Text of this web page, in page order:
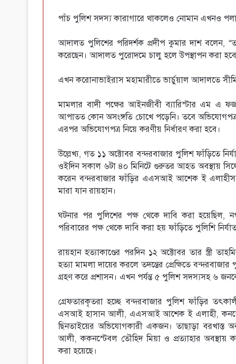
পাঁচ পুলিশ সদস্য কারাগারে থাকলেও নোমান এখনও
আদালত পুলিশের পরিদর্শক প্রদীপ কুমার দাশ বলেন,
করেছেন। আদালত পুরোদমে চালু হলে উপস্থাপন করা
এখন করোনাভাইরাস মহামারীতে ভার্চুয়াল আদালতে
মামলার বাদী পক্ষের আইনজীবী ব্যারিস্টার এম এ
আপাতত কোন অসংঙ্গতি চোখে পড়েনি। তবে
এরপর অভিযোগপত্র নিয়ে করণীয় নির্ধারণ করা হবে।
উল্লেখ্য, গত ১১ অক্টোবর বন্দরবাজার পুলিশ ফাঁড়িতে
ওইদিন সকাল ৬টা ৪০ মিনিটে গুরুতর আহত অবস্থায়
করেন বন্দরবাজার ফাঁড়ির এএসআই আশেক ই
মারা যান রায়হান।
ঘটনার পর পুলিশের পক্ষ থেকে দাবি করা হয়েছিল,
পরিবারের পক্ষ থেকে দাবি করা হয় ফাঁড়িতে পুলিশি
রায়হান হত্যাকাণ্ডের পরদিন ১২ অক্টোবর তার স্ত্রী
হত্যা মামলা দায়ের করলে তদন্তের প্রেক্ষিতে
গ্রহণ করে প্রশাসন। এখন পর্যন্ত ৫ পুলিশ সদস্যসহ ৬
গ্রেফতারকৃতরা হচ্ছে বন্দরবাজার পুলিশ ফাঁড়ির
এসআই হাসান আলী, এএসআই আশেক ই এলাহী,
ছিনতাইয়ের অভিযোগকারী একজন। তাছাড়া
আলী, ককনস্টেবল তৌহিদ মিয়া ও প্রত্যাহার
করা হয়েছে।